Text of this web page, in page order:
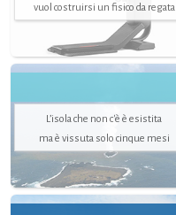
vuol costruirsi un fisico da regata
L’isola che non c'è è esistita
ma è vissuta solo cinque mesi